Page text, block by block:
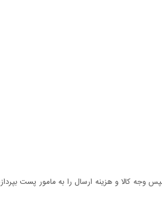
کالا و هزینه ارسال را به مامور پست